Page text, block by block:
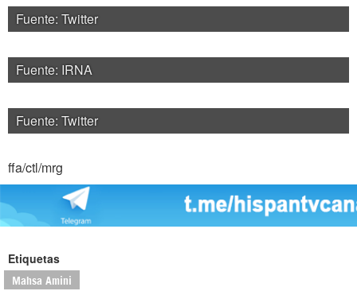
Fuente: Twitter
Fuente: IRNA
Fuente: Twitter
ffa/ctl/mrg
Etiquetas
Mahsa Amini